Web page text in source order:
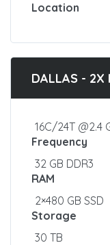
Location
DALLAS - 2X
16C/24T @2.4
Frequency
32 GB DDR3
RAM
2×480 GB SSD
Storage
30 TB